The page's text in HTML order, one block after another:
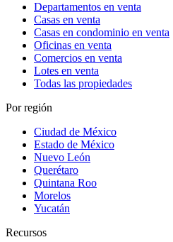
Departamentos en venta
Casas en venta
Casas en condominio en venta
Oficinas en venta
Comercios en venta
Lotes en venta
Todas las propiedades
Por región
Ciudad de México
Estado de México
Nuevo León
Querétaro
Quintana Roo
Morelos
Yucatán
Recursos